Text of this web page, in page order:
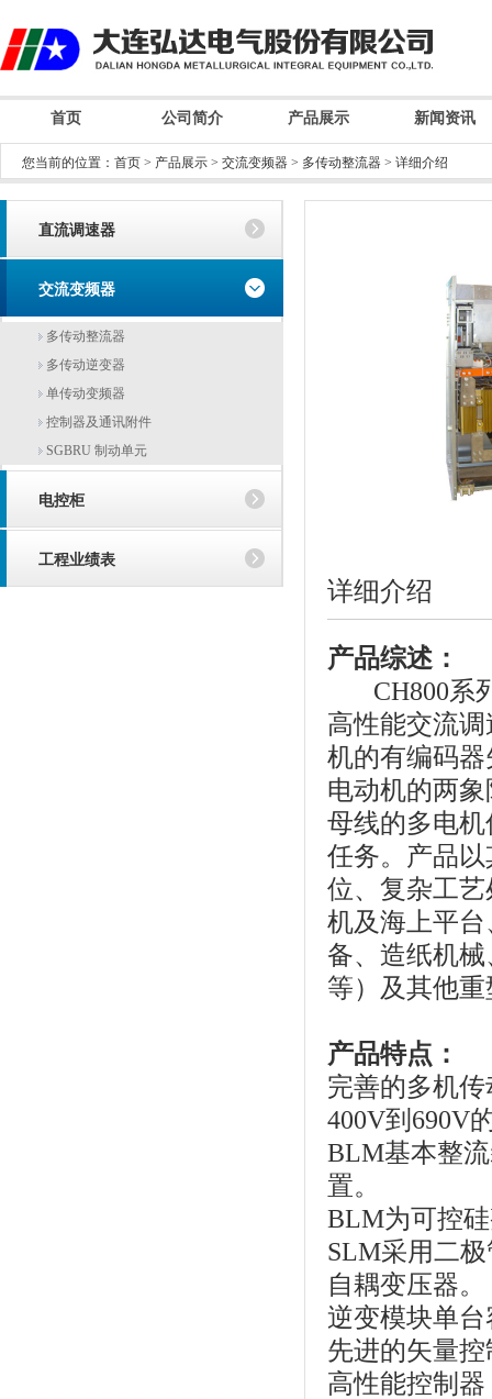
首页 公司简介 产品展示 新闻资讯
您当前的位置： 首页 > 产品展示 > 交流变频器 > 多传动整流器 > 详细介绍
直流调速器
交流变频器
多传动整流器
多传动逆变器
单传动变频器
控制器及通讯附件
SGBRU 制动单元
电控柜
工程业绩表
详细介绍
产品综述：
CH800系列
高性能交流
机的有编码
电动机的两
母线的多电
任务。产品
位、复杂工
机及海上平
备、造纸机
等）及其他
产品特点：
完善的多机
400V到690V
BLM基本整
置。
BLM为可控
SLM采用二
自耦变压器。
逆变模块单
先进的矢量
高性能控制